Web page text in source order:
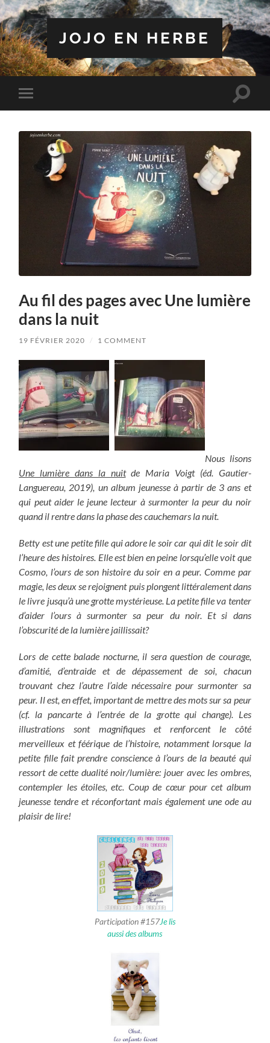
JOJO EN HERBE
Toggle
mobile
Toggle
Au fil des pages avec Une lumière
dans la nuit
19 FÉVRIER 2020 / 1 COMMENT
Nous lisons
Une lumière dans la nuitde Maria Voigt (éd. Gautier-
Languereau, 2019), un album jeunesse à partir de 3 ans et
qui peut aider le jeune lecteur à surmonter la peur du noir
quand il rentre dans la phase des cauchemars la nuit.
Betty est une petite fille qui adore le soir car qui dit le soir dit
l’heure des histoires. Elle est bien en peine lorsqu’elle voit que
Cosmo, l’ours de son histoire du soir en a peur. Comme par
magie, les deux se rejoignent puis plongent littéralement dans
le livre jusqu’à une grotte mystérieuse. La petite fille va tenter
d’aider l’ours à surmonter sa peur du noir. Et si dans
l’obscurité de la lumière jaillissait?
Lors de cette balade nocturne, il sera question de courage,
d’amitié, d’entraide et de dépassement de soi, chacun
trouvant chez l’autre l’aide nécessaire pour surmonter sa
peur. Il est, en effet, important de mettre des mots sur sa peur
(cf. la pancarte à l’entrée de la grotte qui change). Les
illustrations sont magnifiques et renforcent le côté
merveilleux et féérique de l’histoire, notamment lorsque la
petite fille fait prendre conscience à l’ours de la beauté qui
ressort de cette dualité noir/lumière: jouer avec les ombres,
contempler les étoiles, etc. Coup de cœur pour cet album
jeunesse tendre et réconfortant mais également une ode au
plaisir de lire!
Participation #157Je lis
aussi des albums